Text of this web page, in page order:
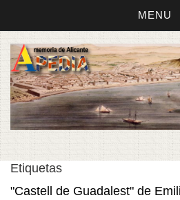
MENU
Etiquetas
"Castell de Guadalest" de